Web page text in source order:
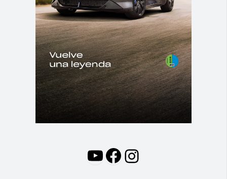
YouTube
Facebook
Instagram